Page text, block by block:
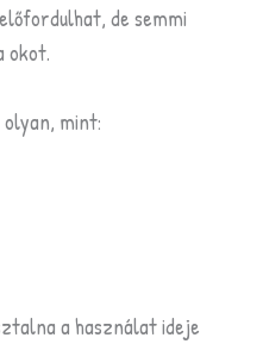
de semmi
okot.
mint:
a használat ideje